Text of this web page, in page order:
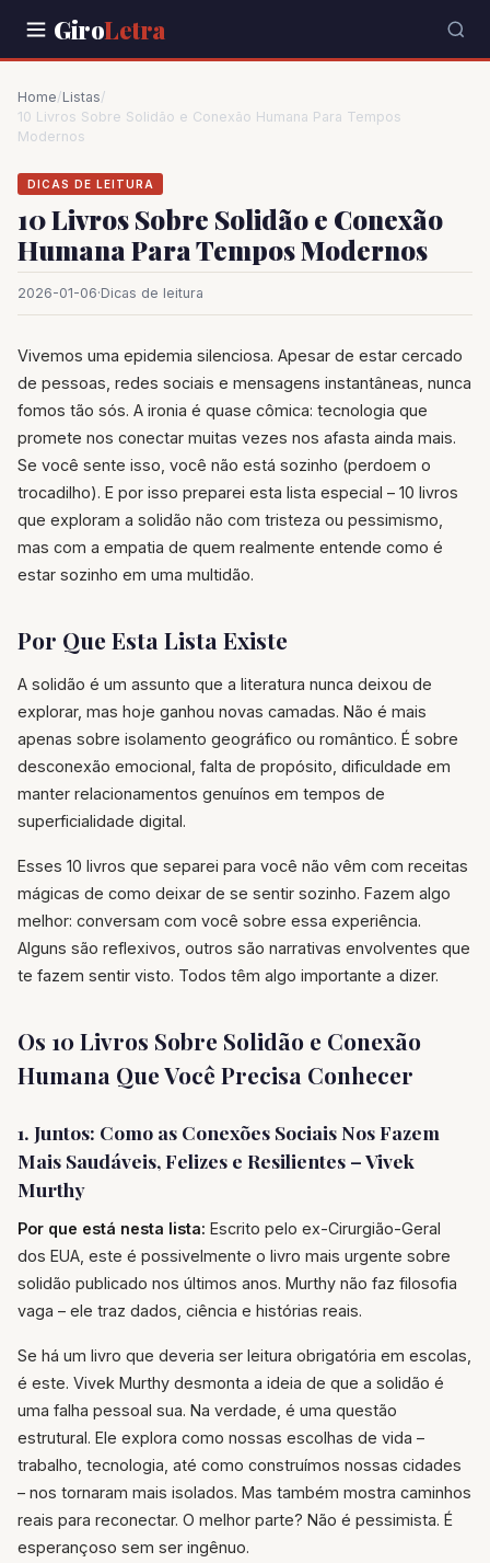
GiroLetra
Home/Listas/
10 Livros Sobre Solidão e Conexão Humana Para Tempos
Modernos
DICAS DE LEITURA
10 Livros Sobre Solidão e Conexão
Humana Para Tempos Modernos
2026-01-06·Dicas de leitura
Vivemos uma epidemia silenciosa. Apesar de estar cercado
de pessoas, redes sociais e mensagens instantâneas, nunca
fomos tão sós. A ironia é quase cômica: tecnologia que
promete nos conectar muitas vezes nos afasta ainda mais.
Se você sente isso, você não está sozinho (perdoem o
trocadilho). E por isso preparei esta lista especial – 10 livros
que exploram a solidão não com tristeza ou pessimismo,
mas com a empatia de quem realmente entende como é
estar sozinho em uma multidão.
Por Que Esta Lista Existe
A solidão é um assunto que a literatura nunca deixou de
explorar, mas hoje ganhou novas camadas. Não é mais
apenas sobre isolamento geográfico ou romântico. É sobre
desconexão emocional, falta de propósito, dificuldade em
manter relacionamentos genuínos em tempos de
superficialidade digital.
Esses 10 livros que separei para você não vêm com receitas
mágicas de como deixar de se sentir sozinho. Fazem algo
melhor: conversam com você sobre essa experiência.
Alguns são reflexivos, outros são narrativas envolventes que
te fazem sentir visto. Todos têm algo importante a dizer.
Os 10 Livros Sobre Solidão e Conexão
Humana Que Você Precisa Conhecer
1. Juntos: Como as Conexões Sociais Nos Fazem
Mais Saudáveis, Felizes e Resilientes – Vivek
Murthy
Por que está nesta lista: Escrito pelo ex-Cirurgião-Geral
dos EUA, este é possivelmente o livro mais urgente sobre
solidão publicado nos últimos anos. Murthy não faz filosofia
vaga – ele traz dados, ciência e histórias reais.
Se há um livro que deveria ser leitura obrigatória em escolas,
é este. Vivek Murthy desmonta a ideia de que a solidão é
uma falha pessoal sua. Na verdade, é uma questão
estrutural. Ele explora como nossas escolhas de vida –
trabalho, tecnologia, até como construímos nossas cidades
– nos tornaram mais isolados. Mas também mostra caminhos
reais para reconectar. O melhor parte? Não é pessimista. É
esperançoso sem ser ingênuo.